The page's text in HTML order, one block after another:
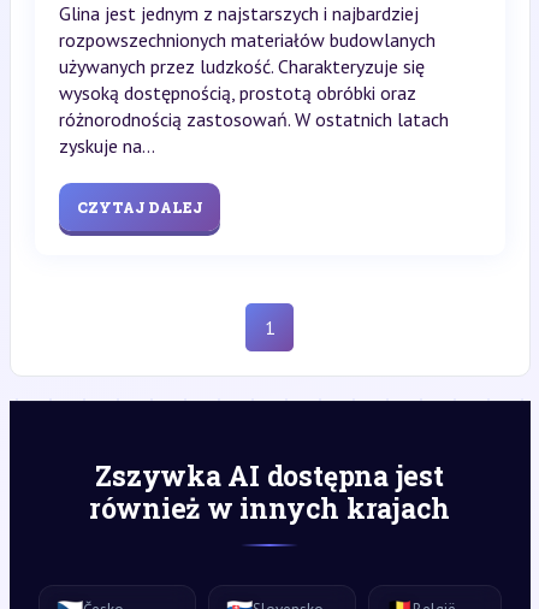
Glina jest jednym z najstarszych i najbardziej
rozpowszechnionych materiałów budowlanych
używanych przez ludzkość. Charakteryzuje się
wysoką dostępnością, prostotą obróbki oraz
różnorodnością zastosowań. W ostatnich latach
zyskuje na...
CZYTAJ DALEJ
1
Zszywka AI dostępna jest
również w innych krajach